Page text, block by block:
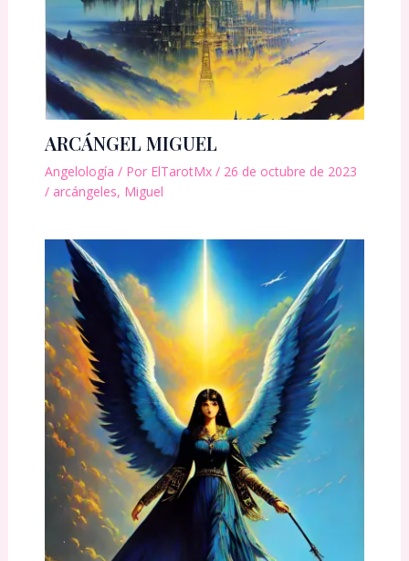
ARCÁNGEL MIGUEL
Angelología / Por ElTarotMx / 26 de octubre de 2023
/ arcángeles, Miguel